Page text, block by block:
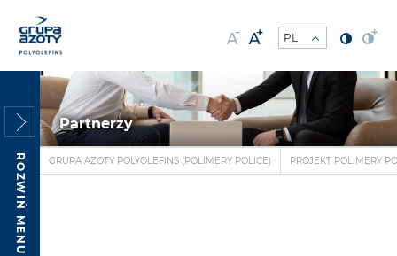
ROZWIŃ MENU
Partnerzy
GRUPA AZOTY POLYOLEFINS (POLIMERY POLICE) PROJEKT POLIMERY